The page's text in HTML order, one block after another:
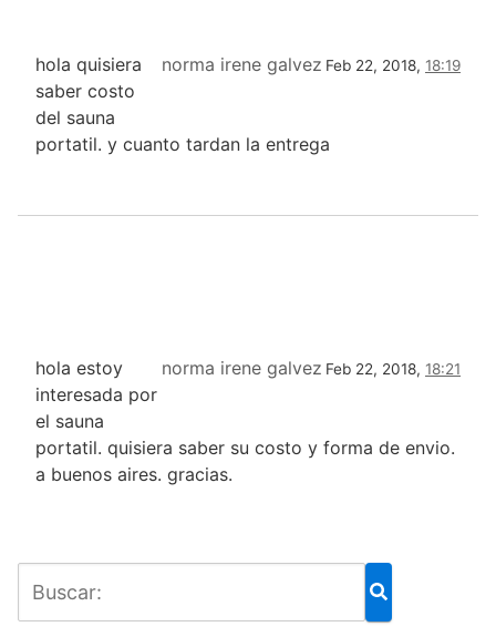
norma irene galvez Feb 22, 2018, 18:19
hola quisiera
saber costo
del sauna
portatil. y cuanto tardan la entrega
norma irene galvez Feb 22, 2018, 18:21
hola estoy
interesada por
el sauna
portatil. quisiera saber su costo y forma de envio.
a buenos aires. gracias.